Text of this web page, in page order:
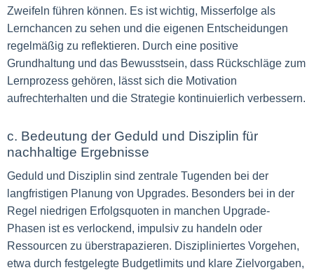
Zweifeln führen können. Es ist wichtig, Misserfolge als
Lernchancen zu sehen und die eigenen Entscheidungen
regelmäßig zu reflektieren. Durch eine positive
Grundhaltung und das Bewusstsein, dass Rückschläge zum
Lernprozess gehören, lässt sich die Motivation
aufrechterhalten und die Strategie kontinuierlich verbessern.
c. Bedeutung der Geduld und Disziplin für
nachhaltige Ergebnisse
Geduld und Disziplin sind zentrale Tugenden bei der
langfristigen Planung von Upgrades. Besonders bei in der
Regel niedrigen Erfolgsquoten in manchen Upgrade-
Phasen ist es verlockend, impulsiv zu handeln oder
Ressourcen zu überstrapazieren. Diszipliniertes Vorgehen,
etwa durch festgelegte Budgetlimits und klare Zielvorgaben,